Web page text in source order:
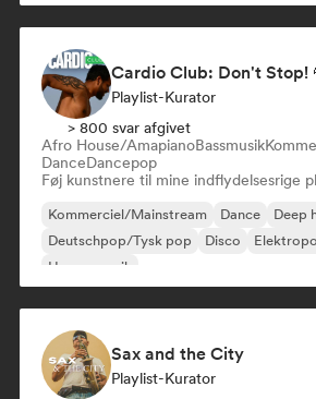
Cardio Club: Don't Stop!
Playlist-Kurator
> 800 svar afgivet
Afro House/AmapianoBassmusik
DanceDancepop
Føj kunstnere til mine indflydelsesrige
Kommerciel/Mainstream Dance
Deep
Deutschpop/Tysk pop
Disco
House-musik
Sax and the City
Playlist-Kurator